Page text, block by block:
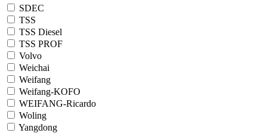
SDEC
TSS
TSS Diesel
TSS PROF
Volvo
Weichai
Weifang
Weifang-KOFO
WEIFANG-Ricardo
Woling
Yangdong